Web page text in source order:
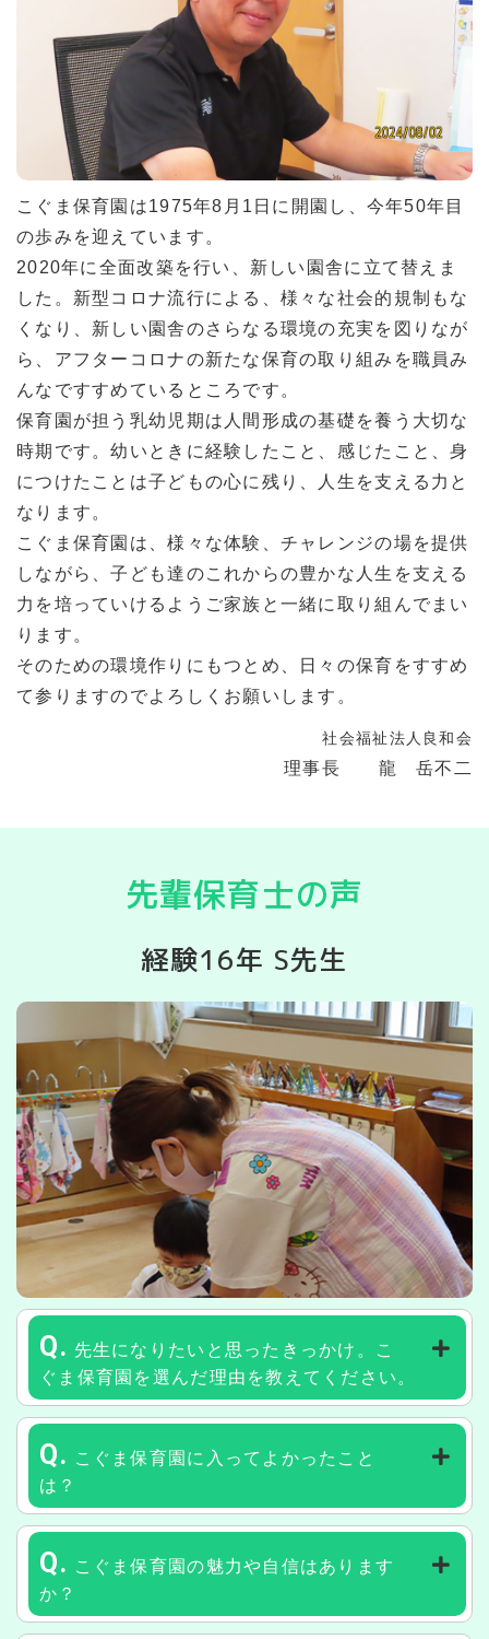
こぐま保育園は1975年8月1日に開園し、今年50年目
の歩みを迎えています。
2020年に全面改築を行い、新しい園舎に立て替えま
した。新型コロナ流行による、様々な社会的規制もな
くなり、新しい園舎のさらなる環境の充実を図りなが
ら、アフターコロナの新たな保育の取り組みを職員み
んなですすめているところです。
保育園が担う乳幼児期は人間形成の基礎を養う大切な
時期です。幼いときに経験したこと、感じたこと、身
につけたことは子どもの心に残り、人生を支える力と
なります。
こぐま保育園は、様々な体験、チャレンジの場を提供
しながら、子ども達のこれからの豊かな人生を支える
力を培っていけるようご家族と一緒に取り組んでまい
ります。
そのための環境作りにもつとめ、日々の保育をすすめ
て参りますのでよろしくお願いします。
社会福祉法人良和会
理事長 龍 岳不二
先輩保育士の声
経験16年 S先生
Q. 先生になりたいと思ったきっかけ。こ
ぐま保育園を選んだ理由を教えてください。
Q. こぐま保育園に入ってよかったこと
は？
Q. こぐま保育園の魅力や自信はあります
か？